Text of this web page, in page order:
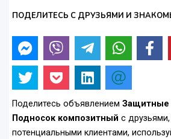
ПОДЕЛИТЕСЬ С ДРУЗЬЯМИ И
Поделитесь объявлением Защитные
Подносок композитный с
потенциальными клиентами,